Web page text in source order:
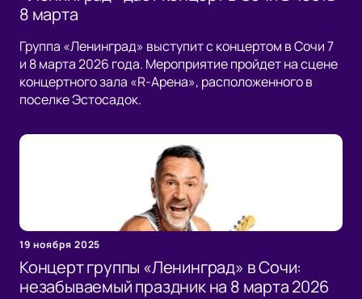
8 марта
Группа «Ленинград» выступит с концертом в Сочи 7
и 8 марта 2026 года. Мероприятие пройдет на сцене
концертного зала «R-Арена», расположенного в
поселке Эстосадок.
19 ноября 2025
Концерт группы «Ленинград» в Сочи:
незабываемый праздник на 8 марта 2026